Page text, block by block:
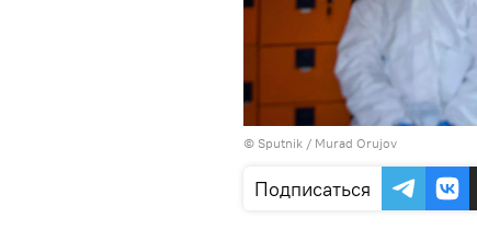
© Sputnik / Murad Orujov
Подписаться